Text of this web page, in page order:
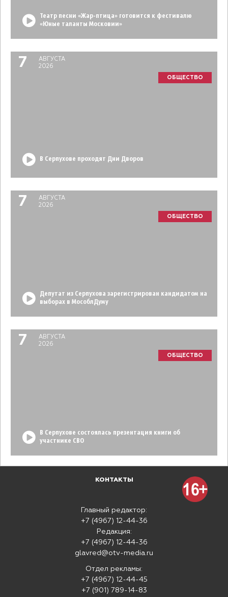
Театр песни «Жар-птица» готовится к фестивалю
«Юные таланты Московии»
7
АВГУСТА
2026
ОБЩЕСТВО
В Серпухове проходят Дни Дворов
7
АВГУСТА
2026
ОБЩЕСТВО
Депутат из Серпухова зарегистрирован кандидатом на
выборах в МособлДуму
7
АВГУСТА
2026
ОБЩЕСТВО
В Серпухове состоялась презентация книги об
участнике СВО
КОНТАКТЫ
Главный редактор:
+7 (4967) 12-44-36
Редакция:
+7 (4967) 12-44-36
glavred@otv-media.ru
Отдел рекламы:
+7 (4967) 12-44-45
+7 (901) 789-14-83